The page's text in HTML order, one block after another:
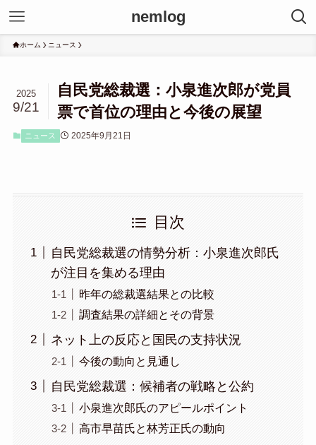
nemlog
ホーム ニュース
自民党総裁選：小泉進次郎が党員
票で首位の理由と今後の展望
2025
9/21
ニュース 2025年9月21日
目次
自民党総裁選の情勢分析：小泉進次郎氏
が注目を集める理由
昨年の総裁選結果との比較
調査結果の詳細とその背景
ネット上の反応と国民の支持状況
今後の動向と見通し
自民党総裁選：候補者の戦略と公約
小泉進次郎氏のアピールポイント
高市早苗氏と林芳正氏の動向